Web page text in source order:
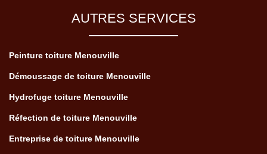
AUTRES SERVICES
Peinture toiture Menouville
Démoussage de toiture Menouville
Hydrofuge toiture Menouville
Réfection de toiture Menouville
Entreprise de toiture Menouville